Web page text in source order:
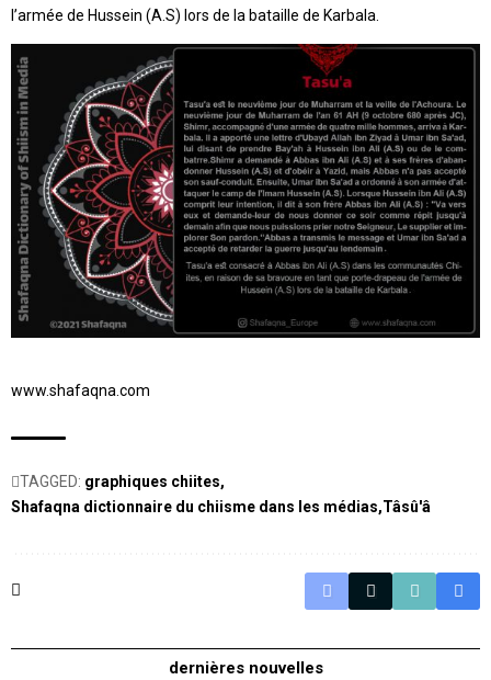
l’armée de Hussein (A.S) lors de la bataille de Karbala.
www.shafaqna.com
TAGGED: graphiques chiites
Shafaqna dictionnaire du chiisme dans les médias Tâsû'â
dernières nouvelles